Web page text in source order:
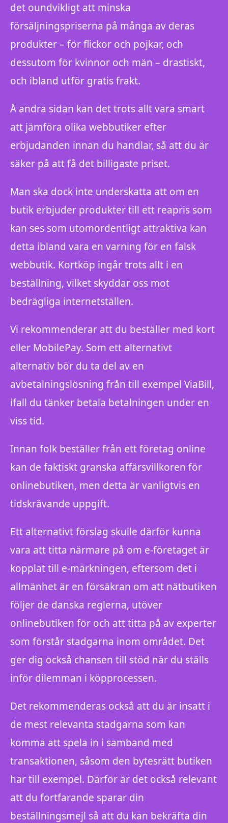
det oundvikligt att minska
försäljningspriserna på många av deras
produkter – för flickor och pojkar, och
dessutom för kvinnor och män – drastiskt,
och ibland utför gratis frakt.
Å andra sidan kan det trots allt vara smart
att jämföra olika webbutiker efter
erbjudanden innan du handlar, så att du är
säker på att få det billigaste priset.
Man ska dock inte underskatta att om en
butik erbjuder produkter till ett reapris som
kan ses som utomordentligt attraktiva kan
detta ibland vara en varning för en falsk
webbutik. Kortköp ingår trots allt i en
beställning, vilket skyddar oss mot
bedrägliga internetställen.
Vi rekommenderar att du beställer med kort
eller MobilePay. Som ett alternativt
alternativ bör du ta del av en
avbetalningslösning från till exempel ViaBill,
ifall du tänker betala betalningen under en
viss tid.
Innan folk beställer från ett företag online
kan de faktiskt granska affärsvillkoren för
onlinebutiken, men detta är vanligtvis en
tidskrävande uppgift.
Ett alternativt förslag skulle därför kunna
vara att titta närmare på om e-företaget är
kopplat till e-märkningen, eftersom det i
allmänhet är en försäkran om att nätbutiken
följer de danska reglerna, utöver
onlinebutiken för och att titta på av experter
som förstår stadgarna inom området. Det
ger dig också chansen till stöd när du ställs
inför dilemman i köpprocessen.
Det rekommenderas också att du är insatt i
de mest relevanta stadgarna som kan
komma att spela in i samband med
transaktionen, såsom den bytesrätt butiken
har till exempel. Därför är det också relevant
att du fortfarande sparar din
beställningsmejl så att du kan bekräfta din